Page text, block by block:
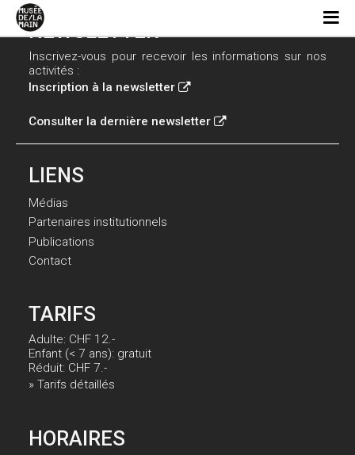
NEWSLETTER
Inscrivez-vous pour recevoir les informations sur nos
activités :
Inscription à la newsletter
Consulter la dernière newsletter
LIENS
Médias
Partenaires institutionnels
Publications
Contact
TARIFS
Adulte: CHF 12.-
Enfant (< 7 ans): gratuit
Réduit: CHF 7.-
» Tarifs détaillés
HORAIRES